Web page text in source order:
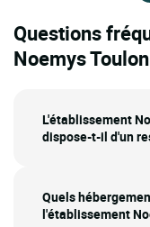
Questions
Noemys
L'établissement
dispose-t-il d'un
Quels
l'établissement